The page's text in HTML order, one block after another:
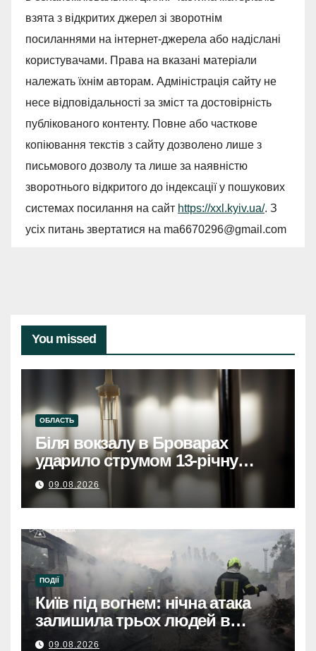
взята з відкритих джерел зі зворотнім
посиланнями на інтернет-джерела або надіслані
користувачами. Права на вказані матеріали
належать їхнім авторам. Адміністрація сайту не
несе відповідальності за зміст та достовірність
публікованого контенту. Повне або часткове
копіювання текстів з сайту дозволено лише з
письмового дозволу та лише за наявністю
зворотнього відкритого до індексації у пошукових
системах посилання на сайт https://xxl.kyiv.ua/. З
усіх питань звертатися на ma6670296@gmail.com
You missed
ОБЛАСТЬ
Біля вокзалу в Броварах
ударило струмом 13-річну
дівчинку, вона у тяжкому
станіБіля вокзалу в Броварах
струмом вдарило 13-річну
дівчинку, стан важкий
09.08.2026
ПОДІЇ
Київ під вогнем: нічна атака
залишила трьох людей в
лікарнях.
09.08.2026